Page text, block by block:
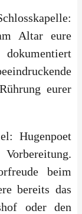
Altar eure
dokumentiert
eurer
Hugenpoet
beim
bereits das
oder den